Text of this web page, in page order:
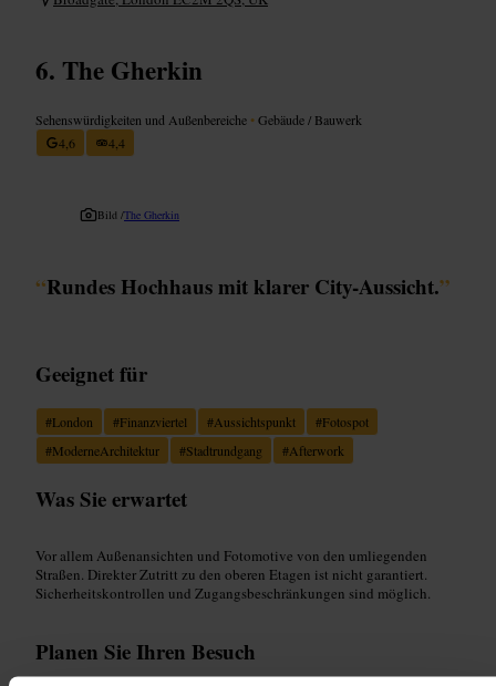
The Gherkin
Sehenswürdigkeiten und Außenbereiche •Gebäude / Bauwerk
4,6
4,4
Bild /The Gherkin
“Rundes Hochhaus mit klarer City-Aussicht.”
Geeignet für
#London #Finanzviertel #Aussichtspunkt #Fotospot
#ModerneArchitektur #Stadtrundgang #Afterwork
Was Sie erwartet
Vor allem Außenansichten und Fotomotive von den umliegenden
Straßen. Direkter Zutritt zu den oberen Etagen ist nicht garantiert.
Sicherheitskontrollen und Zugangsbeschränkungen sind möglich.
Planen Sie Ihren Besuch